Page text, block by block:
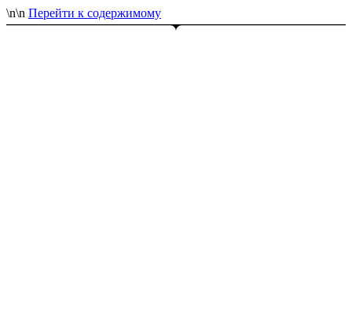
\n\n Перейти к содержимому